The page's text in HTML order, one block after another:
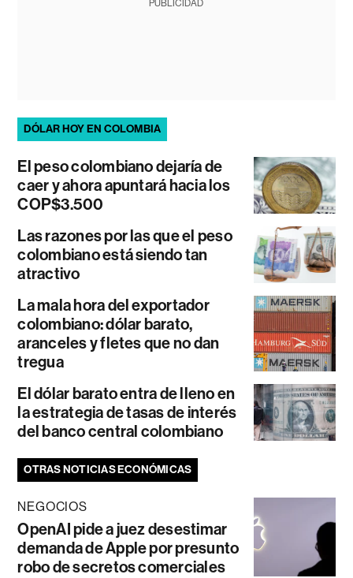
PUBLICIDAD
DÓLAR HOY EN COLOMBIA
El peso colombiano dejaría de
caer y ahora apuntará hacia los
COP$3.500
Las razones por las que el peso
colombiano está siendo tan
atractivo
La mala hora del exportador
colombiano: dólar barato,
aranceles y fletes que no dan
tregua
El dólar barato entra de lleno en
la estrategia de tasas de interés
del banco central colombiano
OTRAS NOTICIAS ECONÓMICAS
NEGOCIOS
OpenAI pide a juez desestimar
demanda de Apple por presunto
robo de secretos comerciales